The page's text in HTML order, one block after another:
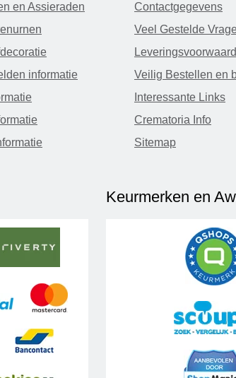
en Assieraden
informatie
Contactgegevens
Veel Gestelde
Veilig Bestellen en
Interessante Links
Crematoria Info
Sitemap
Keurmerken en